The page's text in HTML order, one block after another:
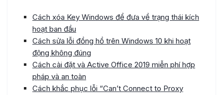
Cách xóa Key Windows để đưa về trạng thái kích
hoạt ban đầu
Cách sửa lỗi đồng hồ trên Windows 10 khi hoạt
động không đúng
Cách cài đặt và Active Office 2019 miễn phí hợp
pháp và an toàn
Cách khắc phục lỗi “Can’t Connect to Proxy